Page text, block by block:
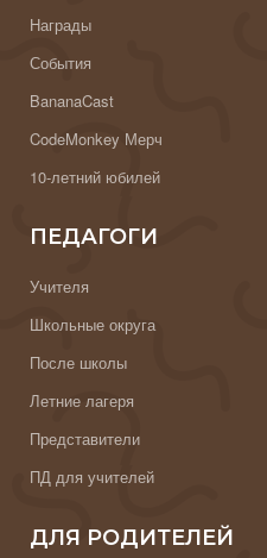
Награды
События
BananaCast
CodeMonkey Мерч
10-летний юбилей
ПЕДАГОГИ
Учителя
Школьные округа
После школы
Летние лагеря
Представители
ПД для учителей
ДЛЯ РОДИТЕЛЕЙ